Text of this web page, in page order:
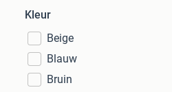
Kleur
Beige
Blauw
Bruin